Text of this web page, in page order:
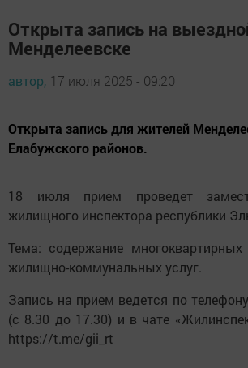
Открыта запись на
Менделеевске
автор, 17 июля 2025 - 09:20
Открыта запись для жителей
Елабужского районов.
18 июля прием проведет
жилищного инспектора республики
Тема: содержание
жилищно-коммунальных услуг.
Запись на прием ведется по
(с 8.30 до 17.30) и в чате
https://t.me/gii_rt